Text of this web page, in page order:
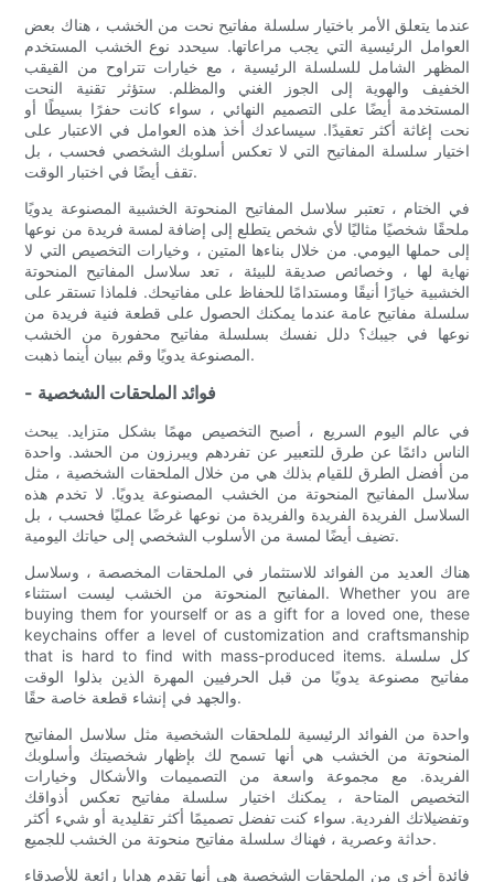
عندما يتعلق الأمر باختيار سلسلة مفاتيح نحت من الخشب ، هناك بعض
العوامل الرئيسية التي يجب مراعاتها. سيحدد نوع الخشب المستخدم
المظهر الشامل للسلسلة الرئيسية ، مع خيارات تتراوح من القيقب
الخفيف والهوية إلى الجوز الغني والمظلم. ستؤثر تقنية النحت
المستخدمة أيضًا على التصميم النهائي ، سواء كانت حفرًا بسيطًا أو
نحت إغاثة أكثر تعقيدًا. سيساعدك أخذ هذه العوامل في الاعتبار على
اختيار سلسلة المفاتيح التي لا تعكس أسلوبك الشخصي فحسب ، بل
تقف أيضًا في اختبار الوقت.
في الختام ، تعتبر سلاسل المفاتيح المنحوتة الخشبية المصنوعة يدويًا
ملحقًا شخصيًا مثاليًا لأي شخص يتطلع إلى إضافة لمسة فريدة من نوعها
إلى حملها اليومي. من خلال بناءها المتين ، وخيارات التخصيص التي لا
نهاية لها ، وخصائص صديقة للبيئة ، تعد سلاسل المفاتيح المنحوتة
الخشبية خيارًا أنيقًا ومستدامًا للحفاظ على مفاتيحك. فلماذا تستقر على
سلسلة مفاتيح عامة عندما يمكنك الحصول على قطعة فنية فريدة من
نوعها في جيبك؟ دلل نفسك بسلسلة مفاتيح محفورة من الخشب
المصنوعة يدويًا وقم ببيان أينما ذهبت.
- فوائد الملحقات الشخصية
في عالم اليوم السريع ، أصبح التخصيص مهمًا بشكل متزايد. يبحث
الناس دائمًا عن طرق للتعبير عن تفردهم ويبرزون من الحشد. واحدة
من أفضل الطرق للقيام بذلك هي من خلال الملحقات الشخصية ، مثل
سلاسل المفاتيح المنحوتة من الخشب المصنوعة يدويًا. لا تخدم هذه
السلاسل الفريدة الفريدة والفريدة من نوعها غرضًا عمليًا فحسب ، بل
تضيف أيضًا لمسة من الأسلوب الشخصي إلى حياتك اليومية.
هناك العديد من الفوائد للاستثمار في الملحقات المخصصة ، وسلاسل
المفاتيح المنحوتة من الخشب ليست استثناء. Whether you are
buying them for yourself or as a gift for a loved one, these
keychains offer a level of customization and craftsmanship
that is hard to find with mass-produced items. كل سلسلة
مفاتيح مصنوعة يدويًا من قبل الحرفيين المهرة الذين بذلوا الوقت
والجهد في إنشاء قطعة خاصة حقًا.
واحدة من الفوائد الرئيسية للملحقات الشخصية مثل سلاسل المفاتيح
المنحوتة من الخشب هي أنها تسمح لك بإظهار شخصيتك وأسلوبك
الفريدة. مع مجموعة واسعة من التصميمات والأشكال وخيارات
التخصيص المتاحة ، يمكنك اختيار سلسلة مفاتيح تعكس أذواقك
وتفضيلاتك الفردية. سواء كنت تفضل تصميمًا أكثر تقليدية أو شيء أكثر
حداثة وعصرية ، فهناك سلسلة مفاتيح منحوتة من الخشب للجميع.
فائدة أخرى من الملحقات الشخصية هي أنها تقدم هدايا رائعة للأصدقاء